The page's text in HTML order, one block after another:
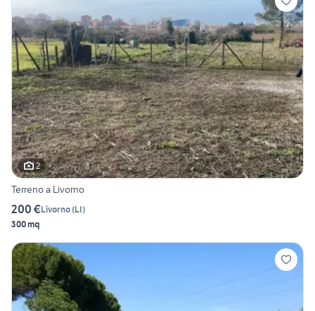
2
Terreno a Livorno
200 €Livorno(LI)
300 mq